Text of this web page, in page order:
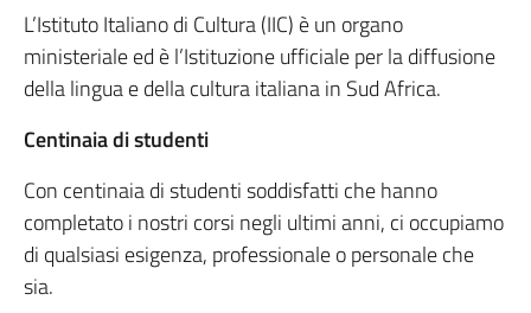
L’Istituto Italiano di Cultura (IIC) è un organo
ministeriale ed è l’Istituzione ufficiale per la diffusione
della lingua e della cultura italiana in Sud Africa.
Centinaia di studenti
Con centinaia di studenti soddisfatti che hanno
completato i nostri corsi negli ultimi anni, ci occupiamo
di qualsiasi esigenza, professionale o personale che
sia.